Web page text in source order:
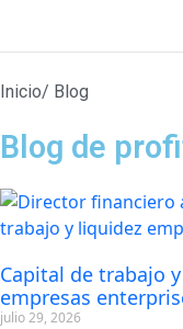
Inicio/ Blog
Blog de
Capital de trabajo
empresas
julio 29, 2026